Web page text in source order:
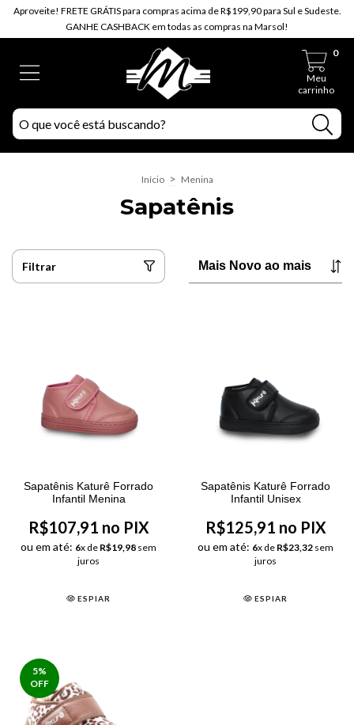
Aproveite! FRETE GRÁTIS para compras acima de R$199,90 para Sul e Sudeste.
GANHE CASHBACK em todas as compras na Marsol!
Meu
carrinho
0
Início > Menina
Sapatênis
Filtrar
Sapatênis Katurê Forrado
Infantil Menina
R$107,91 no PIX
ou em até: 6x de R$19,98 sem
juros
ESPIAR
Sapatênis Katurê Forrado
Infantil Unisex
R$125,91 no PIX
ou em até: 6x de R$23,32 sem
juros
ESPIAR
5%
OFF